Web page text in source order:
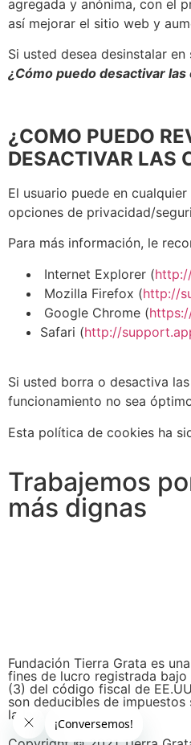
agregada y anónima, con el
así mejorar el sitio web y
Si usted desea desinstalar
¿Cómo puedo desactivar las
¿COMO PUEDO
DESACTIVAR LAS
El usuario puede en
opciones de privacidad/
Para más información, le
Internet Explorer (
Mozilla Firefox (http://
Google Chrome (
Safari (http://
Si usted borra o desactiva
funcionamiento no sea
Esta política de cookies ha
Trabajemos
más dignas
Fundación Tierra Grata es
fines de lucro registrada bajo
(3) del código fiscal de
son deducibles de impuestos
la ley.